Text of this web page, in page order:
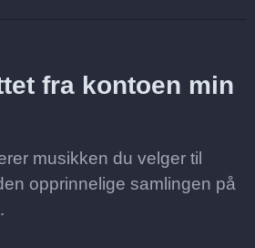
fra kontoen min
musikken du velger til
opprinnelige samlingen på